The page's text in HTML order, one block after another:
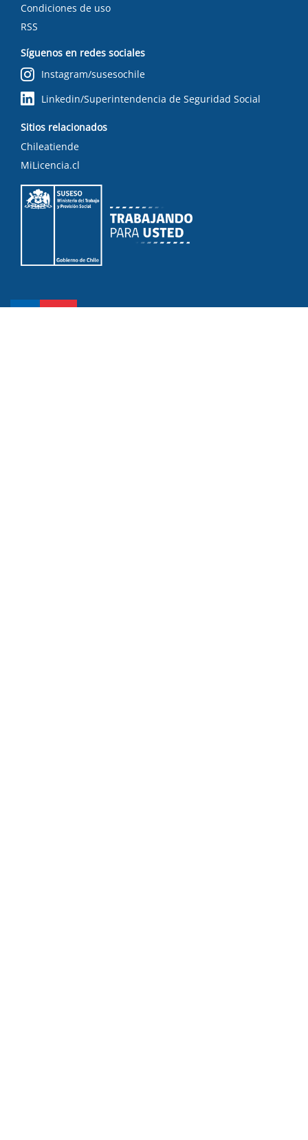
Condiciones de uso
RSS
Síguenos en redes sociales
Instagram/susesochile
Linkedin/Superintendencia de Seguridad Social
Sitios relacionados
Chileatiende
MiLicencia.cl